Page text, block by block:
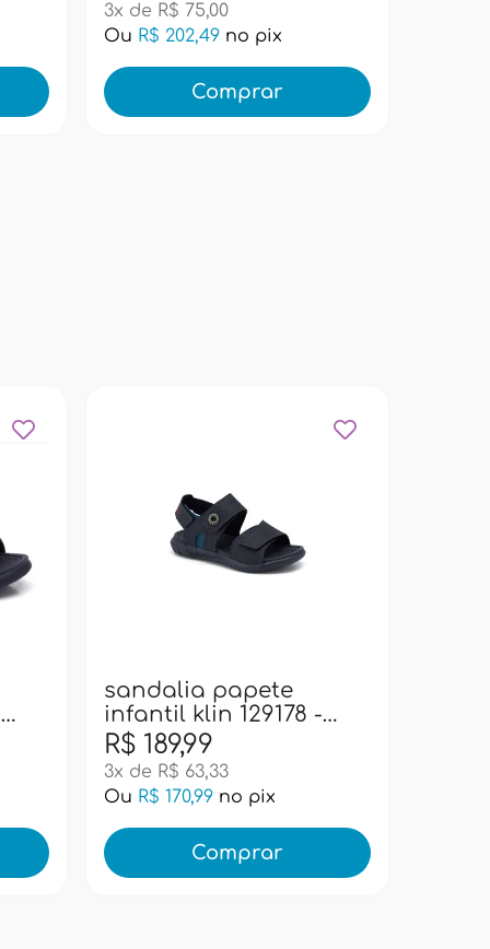
3x de R$ 75,00
Ou R$ 202,49 no pix
Comprar
sandalia papete
infantil klin 129178 -
marinho/petroleo
R$ 189,99
3x de R$ 63,33
Ou R$ 170,99 no pix
Comprar